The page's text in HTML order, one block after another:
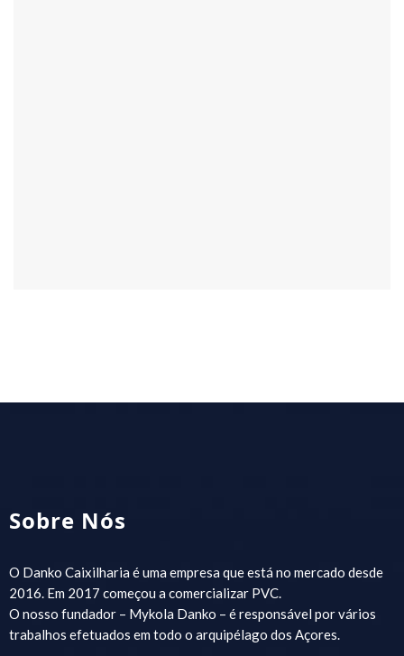
Sobre Nós
O Danko Caixilharia é uma empresa que está no mercado desde
2016. Em 2017 começou a comercializar PVC.
O nosso fundador – Mykola Danko – é responsável por vários
trabalhos efetuados em todo o arquipélago dos Açores.